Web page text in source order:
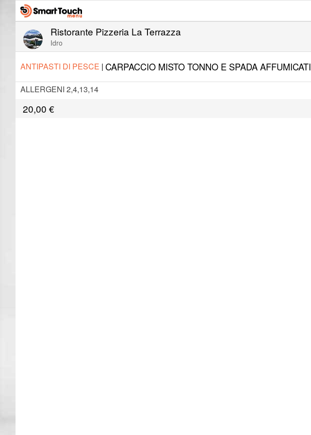
Ristorante Pizzeria La Terrazza
Idro
ANTIPASTI DI PESCE | CARPACCIO MISTO TONNO E SPADA AFFUMICATI
ALLERGENI 2,4,13,14
20,00 €